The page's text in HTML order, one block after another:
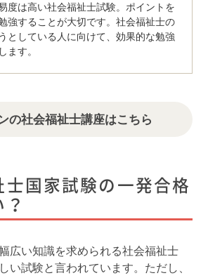
度は高い社会福祉士試験。ポイントを
強することが大切です。社会福祉士の
としている人に向けて、効果的な勉強
ます。
の社会福祉士講座はこちら
国家試験の一発合格
広い知識を求められる社会福祉士
い試験と言われています。ただし、